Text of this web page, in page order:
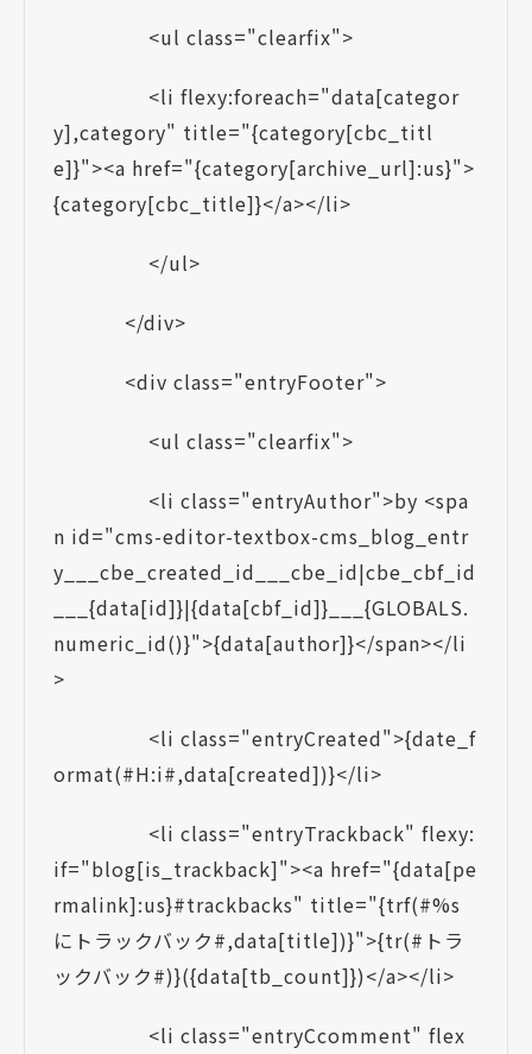
<ul class="clearfix">
<li flexy:foreach="data[categor
y],category" title="{category[cbc_titl
e]}"><a href="{category[archive_url]:us}">
{category[cbc_title]}</a></li>
</ul>
</div>
<div class="entryFooter">
<ul class="clearfix">
<li class="entryAuthor">by <spa
n id="cms-editor-textbox-cms_blog_entr
y___cbe_created_id___cbe_id|cbe_cbf_id
___{data[id]}|{data[cbf_id]}___{GLOBALS.
numeric_id()}">{data[author]}</span></li
>
<li class="entryCreated">{date_f
ormat(#H:i#,data[created])}</li>
<li class="entryTrackback" flexy:
if="blog[is_trackback]"><a href="{data[pe
rmalink]:us}#trackbacks" title="{trf(#%s
にトラックバック#,data[title])}">{tr(#トラ
ックバック#)}({data[tb_count]})</a></li>
<li class="entryCcomment" flex